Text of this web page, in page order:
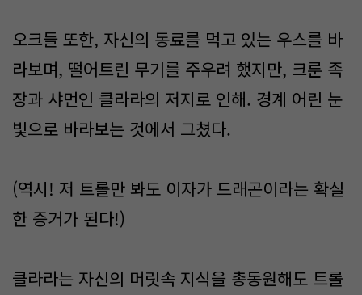
오크들 또한, 자신의 동료를 먹고 있는 우스를 바
라보며, 떨어트린 무기를 주우려 했지만, 크룬 족
장과 샤먼인 클라라의 저지로 인해. 경계 어린 눈
빛으로 바라보는 것에서 그쳤다.
(역시! 저 트롤만 봐도 이자가 드래곤이라는 확실
한 증거가 된다!)
클라라는 자신의 머릿속 지식을 총동원해도 트롤